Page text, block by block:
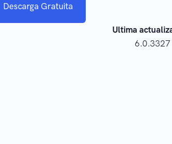
Descarga Gratuita
Ultima
6.0.3327